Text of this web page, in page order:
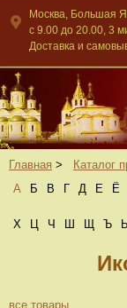
Москва, Большая
c 9.00 до 20.00, 3
Доставка и
Главная > Каталог
А
Б В Г Д Е Ё
Х Ц Ч Ш Щ Ъ Ы
все товары